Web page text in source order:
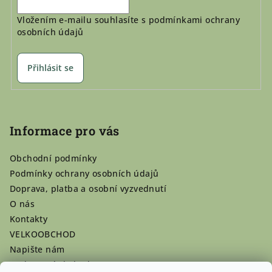
Vložením e-mailu souhlasíte s podmínkami ochrany
osobních údajů
Přihlásit se
Informace pro vás
Obchodní podmínky
Podmínky ochrany osobních údajů
Doprava, platba a osobní vyzvednutí
O nás
Kontakty
VELKOOBCHOD
Napište nám
Hodnocení obchodu